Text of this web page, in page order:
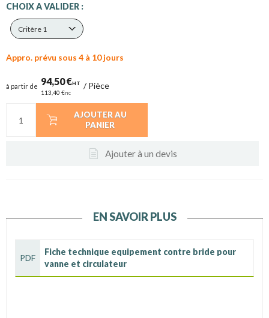
CHOIX A VALIDER :
Critère 1
Appro. prévu sous 4 à 10 jours
à partir de 94,50 €HT
113,40 €TTC
/Pièce
AJOUTER AU
PANIER
Ajouter à un devis
EN SAVOIR PLUS
PDF
Fiche technique equipement contre bride pour
vanne et circulateur